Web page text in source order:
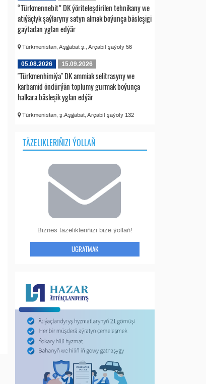
“Türkmennebit” DK ýöriteleşdirilen tehnikany we
atiýäçlyk şaýlaryny satyn almak boýunça bäsleşigi
gaýtadan yglan edýär
Türkmenistan, Aşgabat ş., Arçabil şaýoly 56
05.08.2026 15.09.2026
"Türkmenhimiýa" DK ammiak selitrasyny we
karbamid öndürýän toplumy gurmak boýunça
halkara bäsleşik yglan edýär
Türkmenistan, ş.Aşgabat, Arçabil şaýoly 132
TÄZELIKLERIŇIZI ÝOLLAŇ
Biznes täzelikleriňizi bize ýollaň!
UGRATMAK